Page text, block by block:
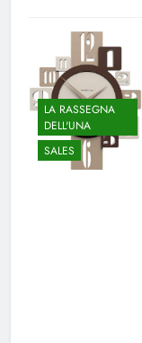
LA RASSEGNA
DELL'UNA
SALES